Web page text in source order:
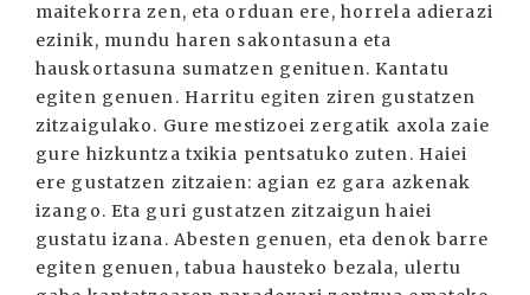
maitekorra zen, eta orduan ere, horrela adierazi
ezinik, mundu haren sakontasuna eta
hauskortasuna sumatzen genituen. Kantatu
egiten genuen. Harritu egiten ziren gustatzen
zitzaigulako. Gure mestizoei zergatik axola zaie
gure hizkuntza txikia pentsatuko zuten. Haiei
ere gustatzen zitzaien: agian ez gara azkenak
izango. Eta guri gustatzen zitzaigun haiei
gustatu izana. Abesten genuen, eta denok barre
egiten genuen, tabua hausteko bezala, ulertu